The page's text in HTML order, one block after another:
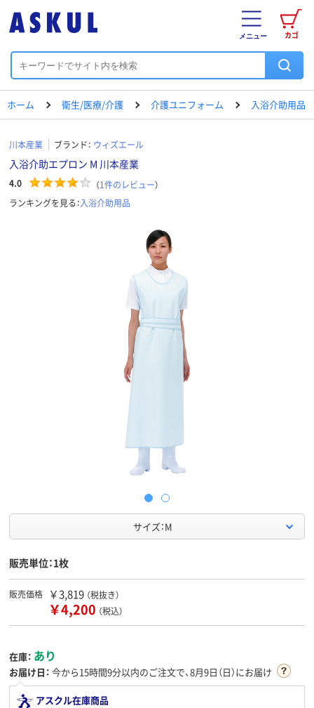
カゴ
メニュー
ホーム 衛生/医療/介護 介護ユニフォーム 入浴介助用品
川本産業 ブランド： ウィズエール
入浴介助エプロン M 川本産業
4.0 （1件のレビュー）
ランキングを見る：入浴介助用品
サイズ：M
販売単位：1枚
販売価格 ￥3,819 （税抜き）
￥4,200 （税込）
在庫： あり
お届け日： 今から15時間9分以内のご注文で、8月9日（日）にお届け
アスクル在庫商品